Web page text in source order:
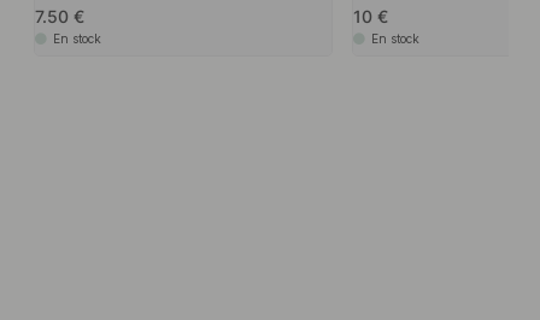
7.50
En stock
10
En stock